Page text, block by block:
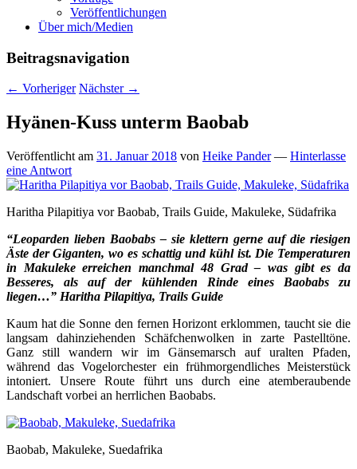
Veröffentlichungen
Über mich/Medien
Beitragsnavigation
← Vorheriger Nächster →
Hyänen-Kuss unterm Baobab
Veröffentlicht am 31. Januar 2018 von Heike Pander — Hinterlasse
eine Antwort
Haritha Pilapitiya vor Baobab, Trails Guide, Makuleke, Südafrika
“Leoparden lieben Baobabs – sie klettern gerne auf die riesigen
Äste der Giganten, wo es schattig und kühl ist. Die Temperaturen
in Makuleke erreichen manchmal 48 Grad – was gibt es da
Besseres, als auf der kühlenden Rinde eines Baobabs zu
liegen…” Haritha Pilapitiya, Trails Guide
Kaum hat die Sonne den fernen Horizont erklommen, taucht sie die
langsam dahinziehenden Schäfchenwolken in zarte Pastelltöne.
Ganz still wandern wir im Gänsemarsch auf uralten Pfaden,
während das Vogelorchester ein frühmorgendliches Meisterstück
intoniert. Unsere Route führt uns durch eine atemberaubende
Landschaft vorbei an herrlichen Baobabs.
Baobab, Makuleke, Suedafrika